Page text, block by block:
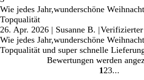
Wie jedes Jahr,wunderschöne
Topqualität
26. Apr. 2026 | Susanne B. |
Wie jedes Jahr,wunderschöne
Topqualität und super schnelle
Bewertungen werden
Gehe
1 Gehe
2 Gehe
3